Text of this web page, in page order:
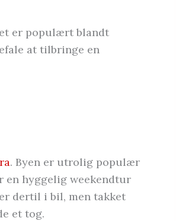
er populært blandt
at tilbringe en
. Byen er utrolig populær
en hyggelig weekendtur
dertil i bil, men takket
et tog.